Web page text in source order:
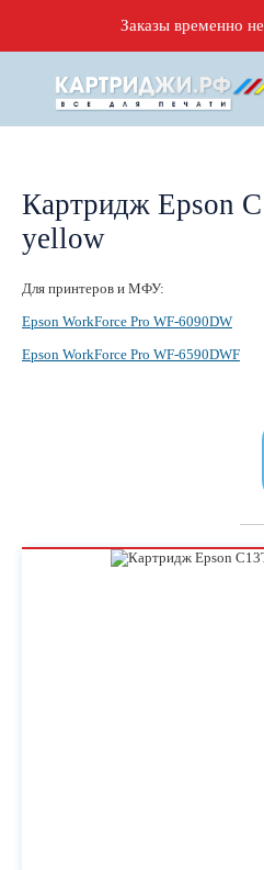
Заказы временно
Картридж Epson
yellow
Для принтеров и МФУ:
Epson WorkForce Pro WF-6090DW
Epson WorkForce Pro WF-6590DWF